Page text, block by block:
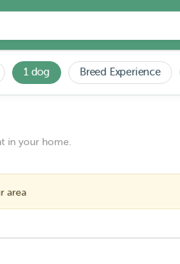
1 dog Breed Experience
in your home.
area